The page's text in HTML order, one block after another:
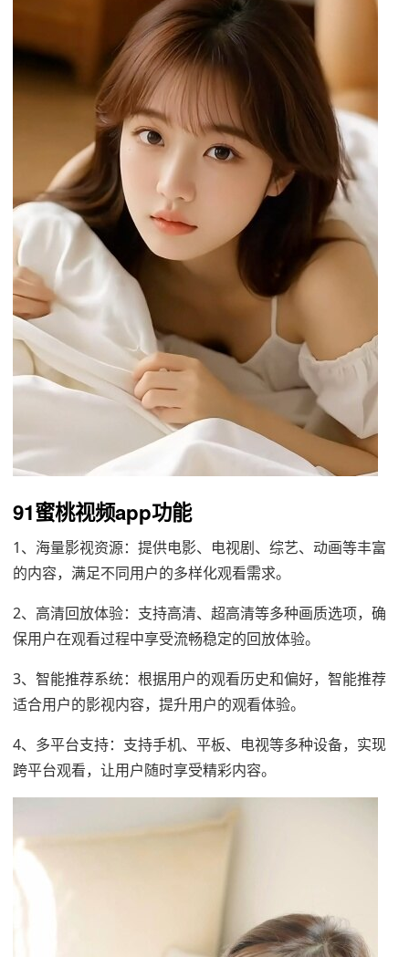
91蜜桃视频app功能
1、海量影视资源：提供电影、电视剧、综艺、动画等丰富
的内容，满足不同用户的多样化观看需求。
2、高清回放体验：支持高清、超高清等多种画质选项，确
保用户在观看过程中享受流畅稳定的回放体验。
3、智能推荐系统：根据用户的观看历史和偏好，智能推荐
适合用户的影视内容，提升用户的观看体验。
4、多平台支持：支持手机、平板、电视等多种设备，实现
跨平台观看，让用户随时享受精彩内容。